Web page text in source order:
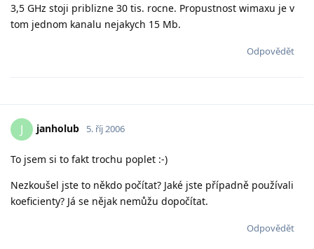
3,5 GHz stoji priblizne 30 tis. rocne. Propustnost wimaxu je v
tom jednom kanalu nejakych 15 Mb.
Odpovědět
J janholub 5. říj 2006
To jsem si to fakt trochu poplet :-)
Nezkoušel jste to někdo počítat? Jaké jste případně používali
koeficienty? Já se nějak nemůžu dopočítat.
Odpovědět